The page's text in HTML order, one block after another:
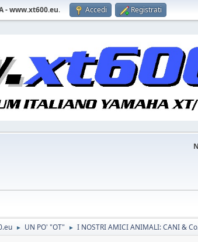
- www.xt600.eu. Accedi Registrati
► UN PO' "OT" ► I NOSTRI AMICI ANIMALI: CANI &